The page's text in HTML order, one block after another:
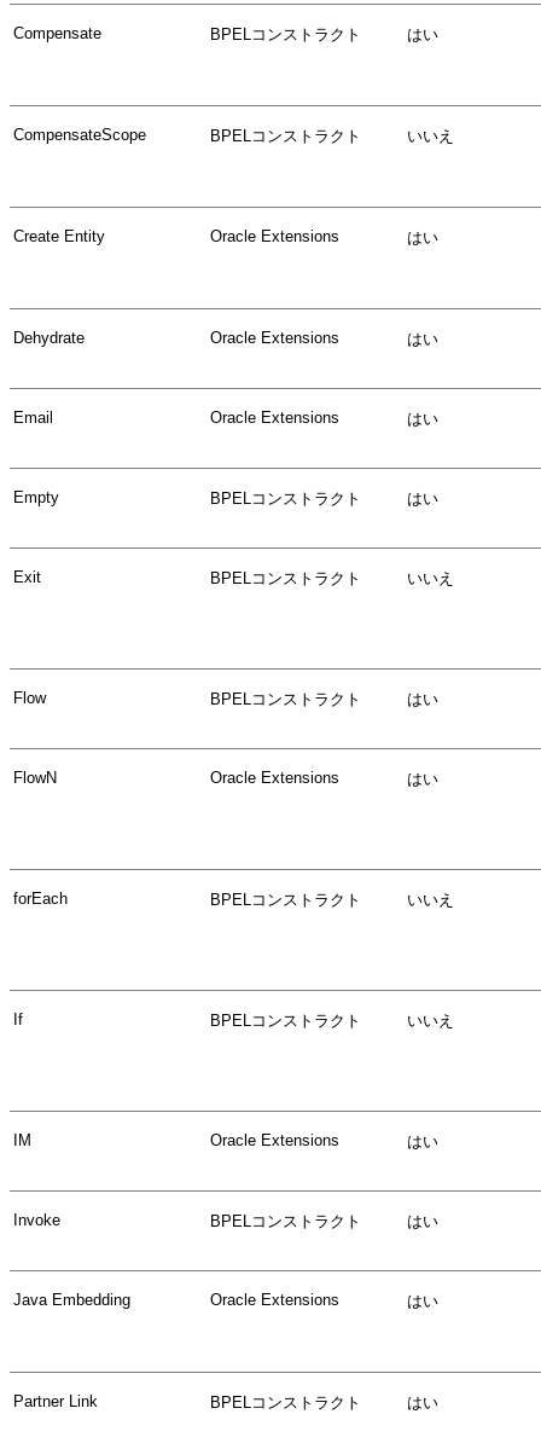
Compensate BPELコンストラクト はい
CompensateScope BPELコンストラクト いいえ
Create Entity Oracle Extensions はい
Dehydrate Oracle Extensions はい
Email Oracle Extensions はい
Empty BPELコンストラクト はい
Exit BPELコンストラクト いいえ
Flow BPELコンストラクト はい
FlowN Oracle Extensions はい
forEach BPELコンストラクト いいえ
If BPELコンストラクト いいえ
IM Oracle Extensions はい
Invoke BPELコンストラクト はい
Java Embedding Oracle Extensions はい
Partner Link BPELコンストラクト はい